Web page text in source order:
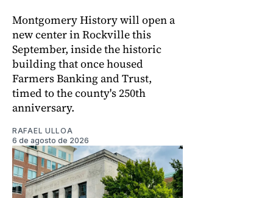
Montgomery History will open a
new center in Rockville this
September, inside the historic
building that once housed
Farmers Banking and Trust,
timed to the county's 250th
anniversary.
RAFAEL ULLOA
6 de agosto de 2026